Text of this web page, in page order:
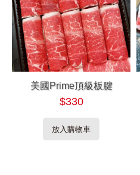
美國Prime頂級板腱
$330
放入購物車